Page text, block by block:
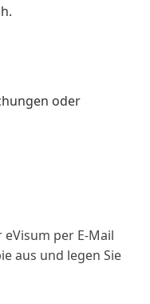
oder
per E-Mail
aus und legen Sie